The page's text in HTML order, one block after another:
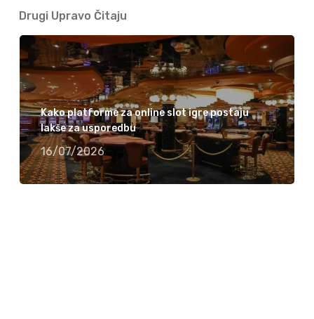
Drugi Upravo Čitaju
Kako platforme za online slot igre postaju
lakše za usporedbu
16/07/2026